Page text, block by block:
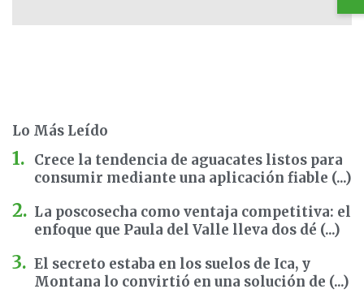
Lo Más Leído
Crece la tendencia de aguacates listos para
consumir mediante una aplicación fiable (...)
La poscosecha como ventaja competitiva: el
enfoque que Paula del Valle lleva dos dé (...)
El secreto estaba en los suelos de Ica, y
Montana lo convirtió en una solución de (...)